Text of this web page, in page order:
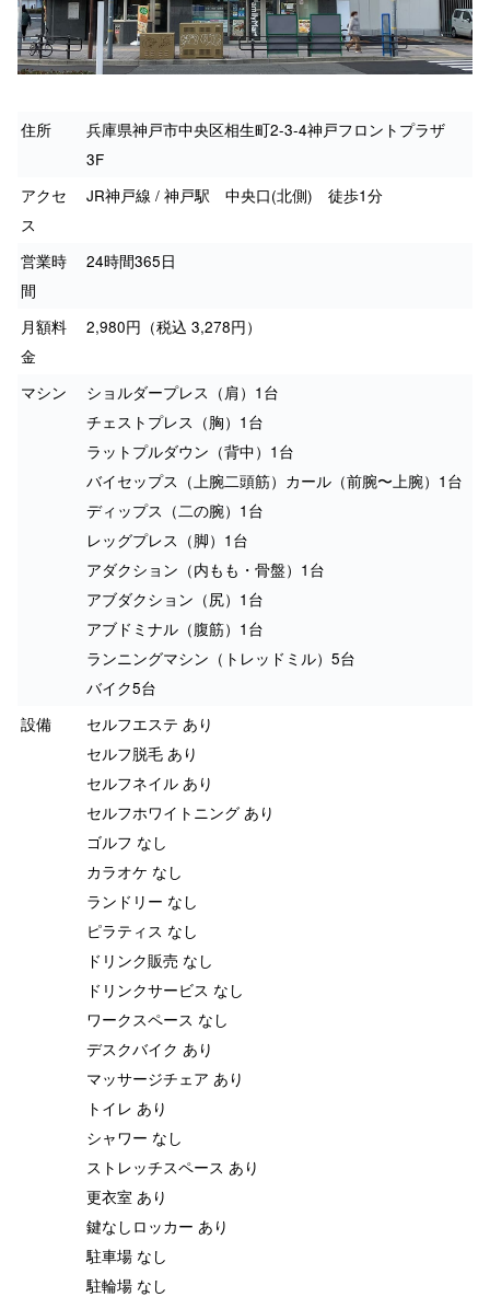
住所
兵庫県神戸市中央区相生町2-3-4神戸フロントプラザ
3F
アクセ
ス
JR神戸線 / 神戸駅 中央口(北側) 徒歩1分
営業時
間
24時間365日
月額料
金
2,980円（税込 3,278円）
マシン
ショルダープレス（肩）1台
チェストプレス（胸）1台
ラットプルダウン（背中）1台
バイセップス（上腕二頭筋）カール（前腕〜上腕）1台
ディップス（二の腕）1台
レッグプレス（脚）1台
アダクション（内もも・骨盤）1台
アブダクション（尻）1台
アブドミナル（腹筋）1台
ランニングマシン（トレッドミル）5台
バイク5台
設備
セルフエステ あり
セルフ脱毛 あり
セルフネイル あり
セルフホワイトニング あり
ゴルフ なし
カラオケ なし
ランドリー なし
ピラティス なし
ドリンク販売 なし
ドリンクサービス なし
ワークスペース なし
デスクバイク あり
マッサージチェア あり
トイレ あり
シャワー なし
ストレッチスペース あり
更衣室 あり
鍵なしロッカー あり
駐車場 なし
駐輪場 なし